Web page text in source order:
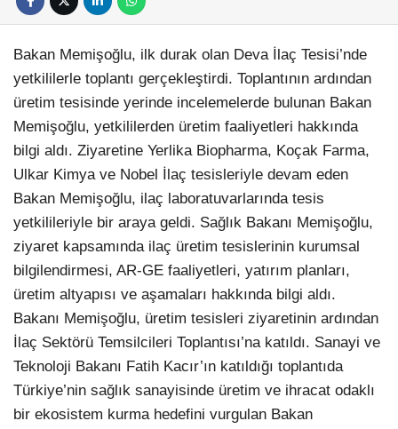
Bakan Memişoğlu, ilk durak olan Deva İlaç Tesisi’nde
yetkililerle toplantı gerçekleştirdi. Toplantının ardından
üretim tesisinde yerinde incelemelerde bulunan Bakan
Memişoğlu, yetkililerden üretim faaliyetleri hakkında
bilgi aldı. Ziyaretine Yerlika Biopharma, Koçak Farma,
Ulkar Kimya ve Nobel İlaç tesisleriyle devam eden
Bakan Memişoğlu, ilaç laboratuvarlarında tesis
yetkilileriyle bir araya geldi. Sağlık Bakanı Memişoğlu,
ziyaret kapsamında ilaç üretim tesislerinin kurumsal
bilgilendirmesi, AR-GE faaliyetleri, yatırım planları,
üretim altyapısı ve aşamaları hakkında bilgi aldı.
Bakanı Memişoğlu, üretim tesisleri ziyaretinin ardından
İlaç Sektörü Temsilcileri Toplantısı’na katıldı. Sanayi ve
Teknoloji Bakanı Fatih Kacır’ın katıldığı toplantıda
Türkiye’nin sağlık sanayisinde üretim ve ihracat odaklı
bir ekosistem kurma hedefini vurgulan Bakan